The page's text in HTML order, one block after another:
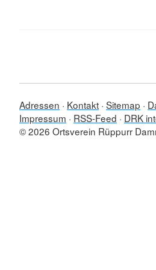
Adressen Kontakt Sitemap
Impressum
RSS-Feed
DRK
© 2026 Ortsverein Rüppurr